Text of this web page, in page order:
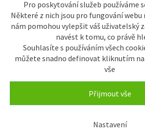
Pro poskytování služeb používáme
Některé z nich jsou pro fungování
nám pomohou vylepšit váš uživatelský
navést k tomu, co právě
Souhlasíte s používáním všech
můžete snadno definovat kliknutím
vše
Přijmout vše
Nastavení